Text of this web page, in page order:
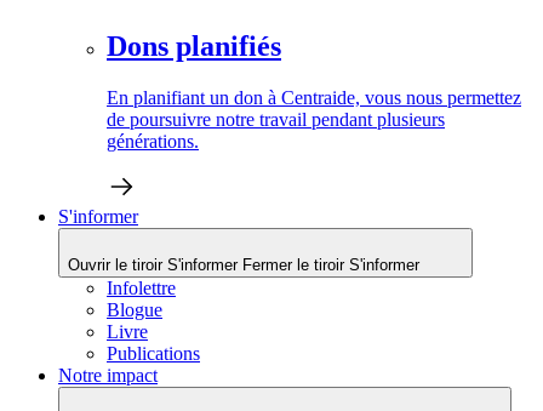
Dons planifiés
En planifiant un don à Centraide, vous nous permettez
de poursuivre notre travail pendant plusieurs
générations.
S'informer
Ouvrir le tiroir S'informer Fermer le tiroir S'informer
Infolettre
Blogue
Livre
Publications
Notre impact